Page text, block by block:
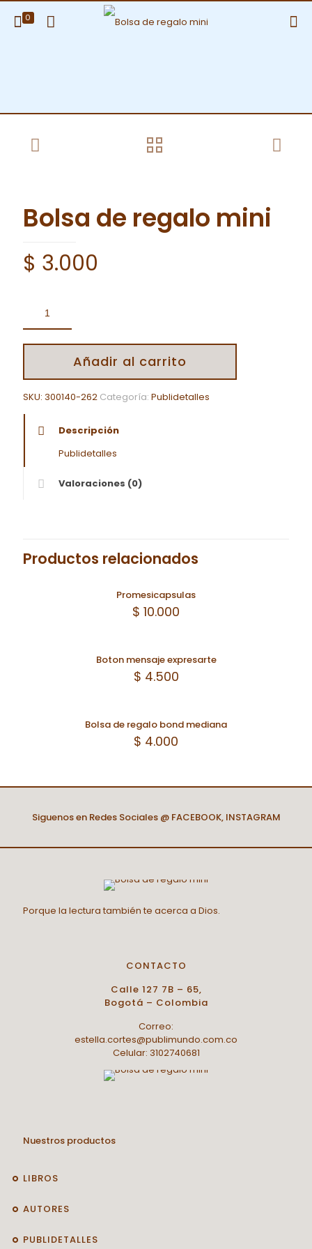
0
Bolsa de regalo mini
$ 3.000
Añadir al carrito
SKU: 300140-262 Categoría: Publidetalles
Descripción
Publidetalles
Valoraciones (0)
Productos relacionados
Promesicapsulas
$ 10.000
Boton mensaje expresarte
$ 4.500
Bolsa de regalo bond mediana
$ 4.000
Siguenos en Redes Sociales @ FACEBOOK, INSTAGRAM
Porque la lectura también te acerca a Dios.
CONTACTO
Calle 127 7B – 65,
Bogotá – Colombia
Correo:
estella.cortes@publimundo.com.co
Celular: 3102740681
Nuestros productos
LIBROS
AUTORES
PUBLIDETALLES